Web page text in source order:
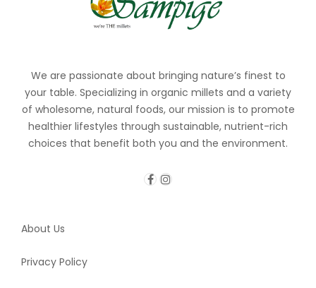
We are passionate about bringing nature’s finest to
your table. Specializing in organic millets and a variety
of wholesome, natural foods, our mission is to promote
healthier lifestyles through sustainable, nutrient-rich
choices that benefit both you and the environment.
About Us
Privacy Policy